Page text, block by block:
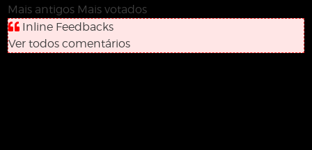
Mais antigos Mais votados
Inline Feedbacks
Ver todos comentários